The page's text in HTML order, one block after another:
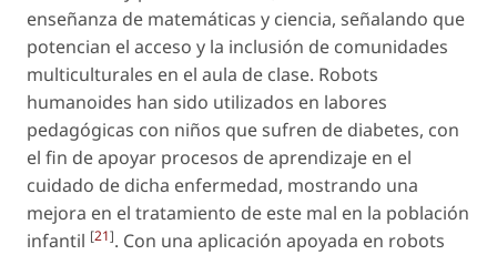
enseñanza de matemáticas y ciencia, señalando que
potencian el acceso y la inclusión de comunidades
multiculturales en el aula de clase. Robots
humanoides han sido utilizados en labores
pedagógicas con niños que sufren de diabetes, con
el fin de apoyar procesos de aprendizaje en el
cuidado de dicha enfermedad, mostrando una
mejora en el tratamiento de este mal en la población
infantil [21]. Con una aplicación apoyada en robots